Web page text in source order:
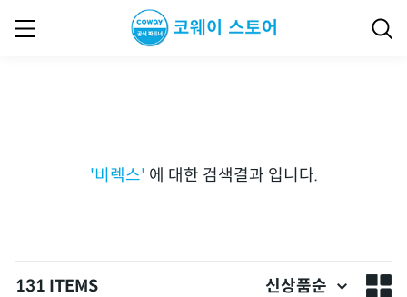
'비렉스' 에 대한 검색결과 입니다.
131 ITEMS 신상품순